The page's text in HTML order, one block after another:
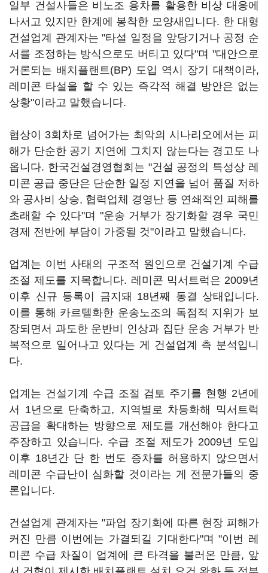
일부 건설사들은 비노조 용차를 활용한 비상 대응에
나서고 있지만 한계에 봉착한 모양새입니다. 한 대형
건설업계 관계자는 "타설 일정을 앞당기거나 공정 순
서를 조정하는 방식으로도 버티고 있다"며 "대안으로
거론되는 배치플랜트(BP) 도입 역시 장기 대책이라,
레미콘 타설을 할 수 있는 즉각적 해결 방안은 없는
상황"이라고 말했습니다.
협상이 3회차로 넘어가는 최악의 시나리오에서는 피
해가 단순한 공기 지연에 그치지 않는다는 경고도 나
옵니다. 한국건설경영협회는 "건설 공정의 특성상 레
미콘 공급 중단은 단순한 일정 지연을 넘어 품질 저하
와 공사비 상승, 협력업체 경영난 등 연쇄적인 피해를
초래할 수 있다"며 "운송 거부가 장기화할 경우 국민
경제 전반에 부담이 가중될 것"이라고 말했습니다.
업계는 이번 사태의 구조적 원인으로 건설기계 수급
조절 제도를 지목합니다. 레미콘 믹서트럭은 2009년
이후 신규 등록이 금지돼 18년째 동결 상태입니다.
이를 통해 카르텔화한 운송노조의 독점적 지위가 보
장되면서 과도한 운반비 인상과 집단 운송 거부가 반
복적으로 일어나고 있다는 게 건설업계 측 분석입니
다.
업계는 건설기계 수급 조절 검토 주기를 현행 2년에
서 1년으로 단축하고, 지역별로 차등화해 믹서트럭
공급을 확대하는 방향으로 제도를 개선해야 한다고
주장하고 있습니다. 수급 조절 제도가 2009년 도입
이후 18년간 단 한 번도 증차를 허용하지 않으면서
레미콘 수급난이 심화할 것이라는 게 전문가들의 중
론입니다.
건설업계 관계자는 "파업 장기화에 따른 현장 피해가
커진 만큼 이번에는 가결되길 기대한다"며 "이번 레
미콘 수급 차질이 업계에 큰 타격을 불러온 만큼, 앞